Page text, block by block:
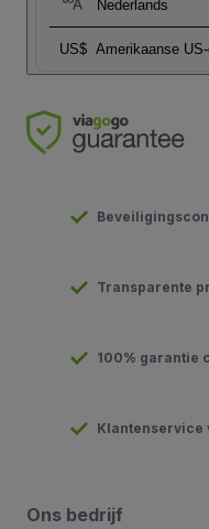
Nederlands
US$ Amerikaanse
Transparente
100% garantie
Klantenservice
Ons bedrijf